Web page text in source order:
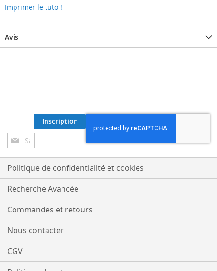
Imprimer le tuto !
Avis
Inscription
à
notre
lettre
d’information
:
Inscription
Politique de confidentialité et cookies
Recherche Avancée
Commandes et retours
Nous contacter
CGV